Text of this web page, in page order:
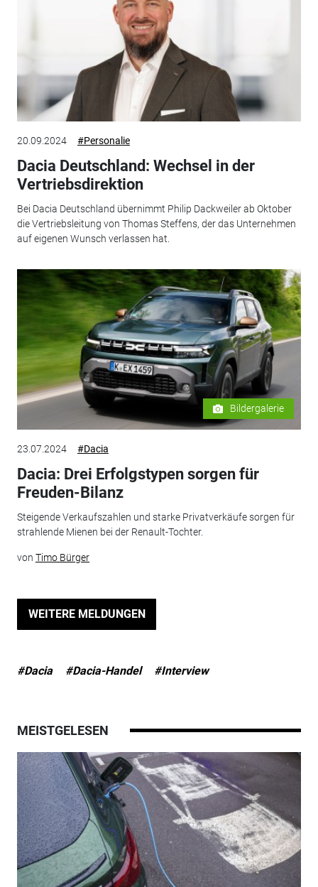
20.09.2024 #Personalie
Dacia Deutschland: Wechsel in der
Vertriebsdirektion
Bei Dacia Deutschland übernimmt Philip Dackweiler ab Oktober
die Vertriebsleitung von Thomas Steffens, der das Unternehmen
auf eigenen Wunsch verlassen hat.
Bildergalerie
23.07.2024 #Dacia
Dacia: Drei Erfolgstypen sorgen für
Freuden-Bilanz
Steigende Verkaufszahlen und starke Privatverkäufe sorgen für
strahlende Mienen bei der Renault-Tochter.
von Timo Bürger
WEITERE MELDUNGEN
#Dacia #Dacia-Handel #Interview
MEISTGELESEN